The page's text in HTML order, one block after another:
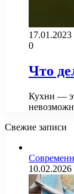
17.01.2023
0
Что
Кухни —
Свежие записи
10.02.2026